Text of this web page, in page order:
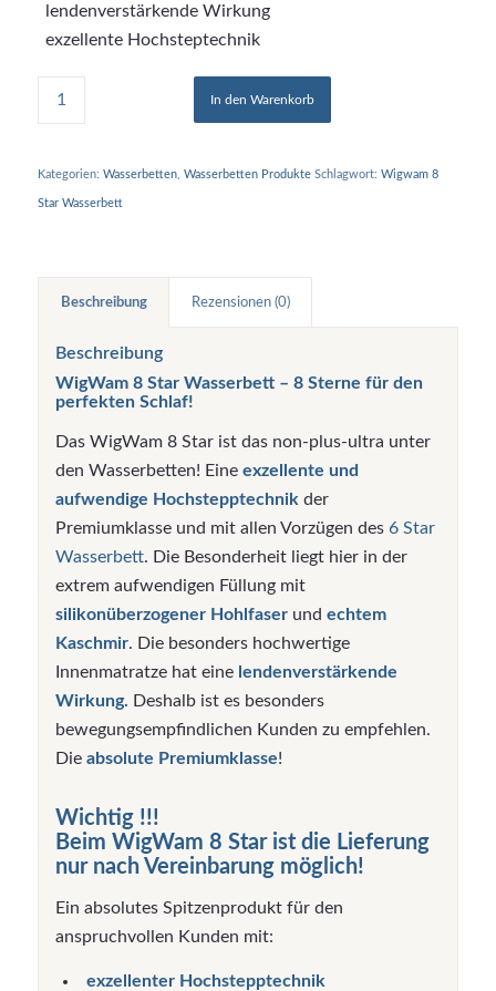
lendenverstärkende Wirkung
exzellente Hochsteptechnik
In den Warenkorb
Kategorien: Wasserbetten, Wasserbetten Produkte Schlagwort: Wigwam 8
Star Wasserbett
Beschreibung Rezensionen (0)
Beschreibung
WigWam 8 Star Wasserbett – 8 Sterne für den
perfekten Schlaf!
Das WigWam 8 Star ist das non-plus-ultra unter
den Wasserbetten! Eine exzellente und
aufwendige Hochstepptechnik der
Premiumklasse und mit allen Vorzügen des 6 Star
Wasserbett. Die Besonderheit liegt hier in der
extrem aufwendigen Füllung mit
silikonüberzogener Hohlfaserund echtem
Kaschmir. Die besonders hochwertige
Innenmatratze hat eine lendenverstärkende
Wirkung. Deshalb ist es besonders
bewegungsempfindlichen Kunden zu empfehlen.
Die absolute Premiumklasse!
Wichtig !!!
Beim WigWam 8 Star ist die Lieferung
nur nach Vereinbarung möglich!
Ein absolutes Spitzenprodukt für den
anspruchvollen Kunden mit:
exzellenter Hochstepptechnik